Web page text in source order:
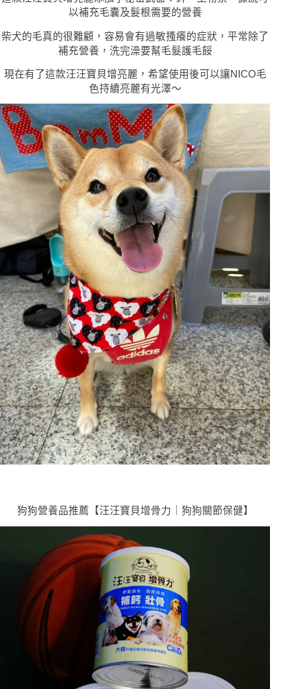
以補充毛囊及髮根需要的營養
柴犬的毛真的很難顧，容易會有過敏搔癢的症狀，平常除了
補充營養，洗完澡要幫毛髮護毛餒
現在有了這款汪汪寶⾙增亮麗，希望使用後可以讓NICO毛
色持續亮麗有光澤〜
狗狗營養品推薦【汪汪寶⾙增骨力｜狗狗關節保健】